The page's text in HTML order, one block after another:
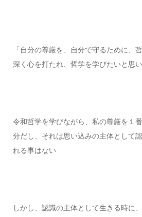
「自分の尊厳を、自分で守るために、
深く心を打たれ、哲学を学びたいと思い
令和哲学を学びながら、私の尊厳を１
分だし、それは思い込みの主体として
れる事はない
しかし、認識の主体として生きる時に